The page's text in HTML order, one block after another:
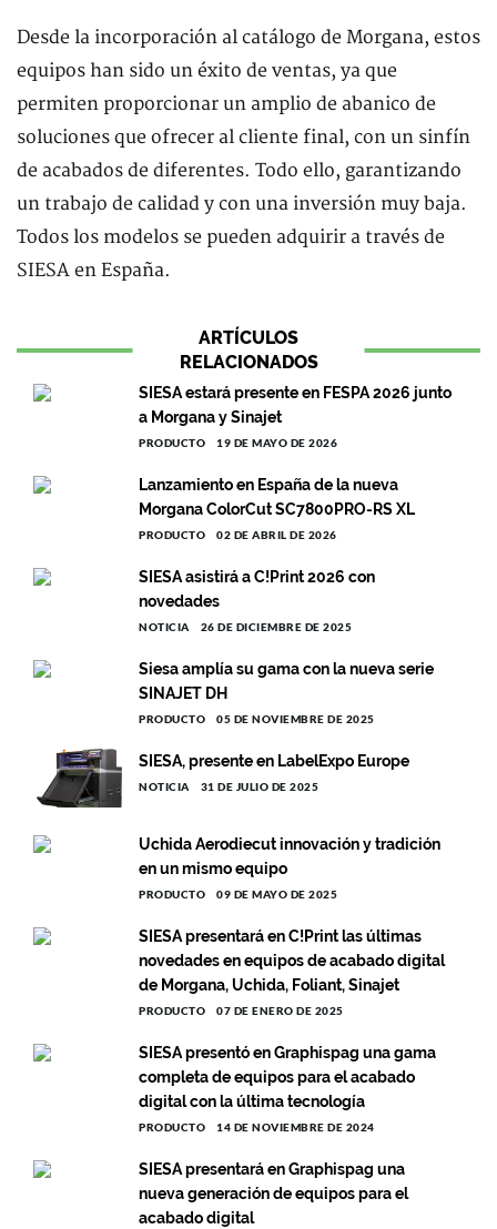
Desde la incorporación al catálogo de Morgana, estos
equipos han sido un éxito de ventas, ya que
permiten proporcionar un amplio de abanico de
soluciones que ofrecer al cliente final, con un sinfín
de acabados de diferentes. Todo ello, garantizando
un trabajo de calidad y con una inversión muy baja.
Todos los modelos se pueden adquirir a través de
SIESA en España.
ARTÍCULOS
RELACIONADOS
SIESA estará presente en FESPA 2026 junto
a Morgana y Sinajet
PRODUCTO 19 DE MAYO DE 2026
Lanzamiento en España de la nueva
Morgana ColorCut SC7800PRO-RS XL
PRODUCTO 02 DE ABRIL DE 2026
SIESA asistirá a C!Print 2026 con
novedades
NOTICIA 26 DE DICIEMBRE DE 2025
Siesa amplía su gama con la nueva serie
SINAJET DH
PRODUCTO 05 DE NOVIEMBRE DE 2025
SIESA, presente en LabelExpo Europe
NOTICIA 31 DE JULIO DE 2025
Uchida Aerodiecut innovación y tradición
en un mismo equipo
PRODUCTO 09 DE MAYO DE 2025
SIESA presentará en C!Print las últimas
novedades en equipos de acabado digital
de Morgana, Uchida, Foliant, Sinajet
PRODUCTO 07 DE ENERO DE 2025
SIESA presentó en Graphispag una gama
completa de equipos para el acabado
digital con la última tecnología
PRODUCTO 14 DE NOVIEMBRE DE 2024
SIESA presentará en Graphispag una
nueva generación de equipos para el
acabado digital